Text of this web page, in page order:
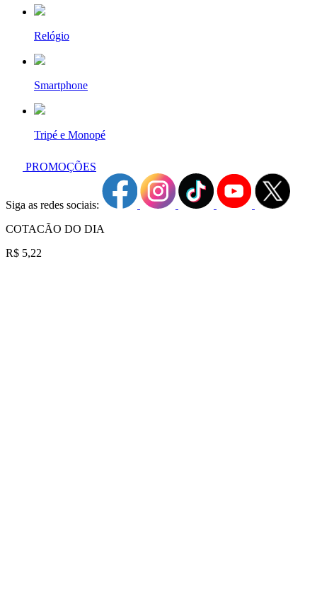
Relógio
Smartphone
Tripé e Monopé
PROMOÇÕES
Siga as redes sociais:
COTACÃO DO DIA
R$ 5,22